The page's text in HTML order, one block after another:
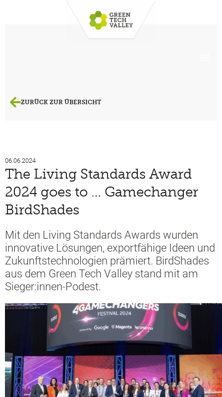
ZURÜCK ZUR ÜBERSICHT
06.06.2024
The Living Standards Award
2024 goes to … Gamechanger
BirdShades
Mit den Living Standards Awards wurden
innovative Lösungen, exportfähige Ideen und
Zukunftstechnologien prämiert. BirdShades
aus dem Green Tech Valley stand mit am
Sieger:innen-Podest.